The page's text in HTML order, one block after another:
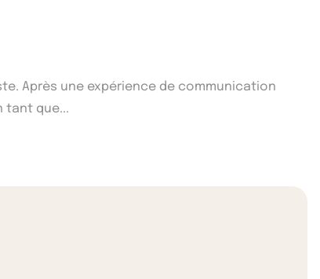
Après une expérience de communication
tant que...